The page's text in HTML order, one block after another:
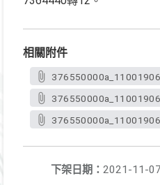
相關附件
下架日期： 2021-11-07